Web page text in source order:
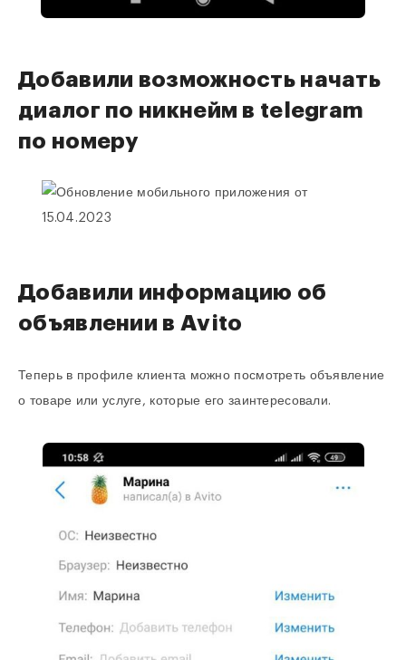
Добавили возможность начать
диалог по никнейм в telegram
по номеру
Добавили информацию об
объявлении в Avito
Теперь в профиле клиента можно посмотреть объявление
о товаре или услуге, которые его заинтересовали.